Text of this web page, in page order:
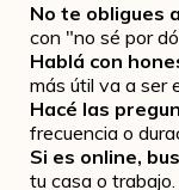
No te obligues
con "no sé por
Hablá con
más útil va a ser
Hacé las
frecuencia o
Si es online,
tu casa o trabajo.